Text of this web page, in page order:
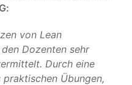
von Lean
Dozenten sehr
Durch eine
Übungen,